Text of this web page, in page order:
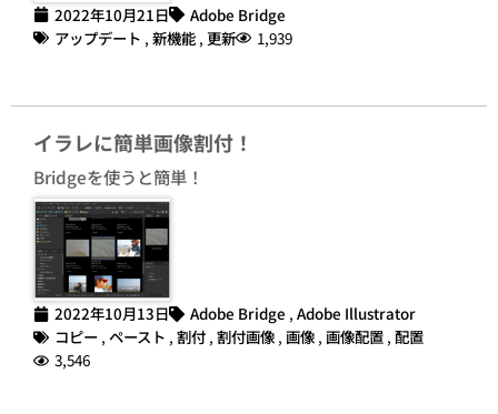
2022年10月21日
Adobe Bridge
アップデート , 新機能 , 更新 1,939
イラレに簡単画像割付！
Bridgeを使うと簡単！
2022年10月13日 Adobe Bridge , Adobe Illustrator
コピー , ペースト , 割付 , 割付画像 , 画像 , 画像配置 , 配置
3,546